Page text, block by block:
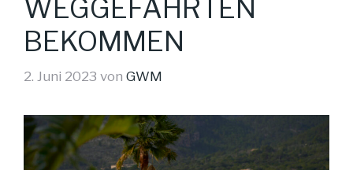
WEGGEFÄHRTEN
BEKOMMEN
2. Juni 2023 von GWM